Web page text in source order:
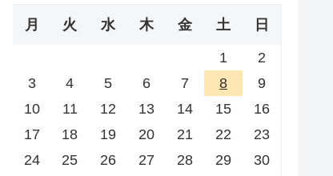
月 火 水 木 金 土 日
1
2
3
4 5 6 7 8
9
10
11 12 13 14 15
16
17
18 19 20 21 22
23
24
25 26 27 28 29
30